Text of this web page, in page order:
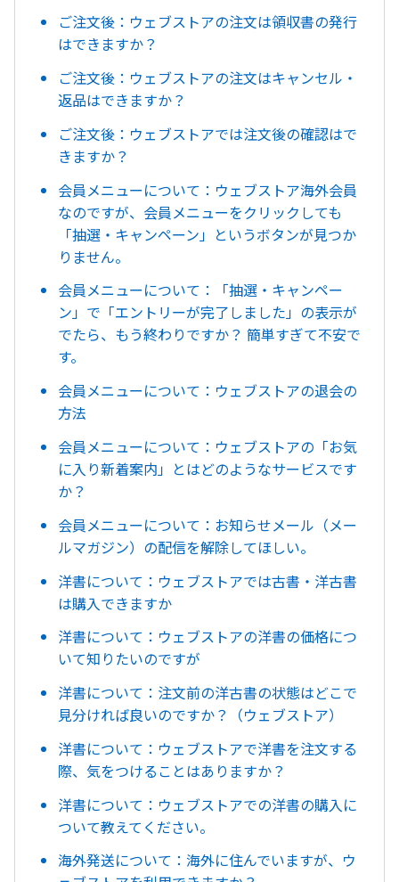
ご注文後：ウェブストアの注文は領収書の発行
はできますか？
ご注文後：ウェブストアの注文はキャンセル・
返品はできますか？
ご注文後：ウェブストアでは注文後の確認はで
きますか？
会員メニューについて：ウェブストア海外会員
なのですが、会員メニューをクリックしても
「抽選・キャンペーン」というボタンが見つか
りません。
会員メニューについて：「抽選・キャンペー
ン」で「エントリーが完了しました」の表示が
でたら、もう終わりですか？ 簡単すぎて不安で
す。
会員メニューについて：ウェブストアの退会の
方法
会員メニューについて：ウェブストアの「お気
に入り新着案内」とはどのようなサービスです
か？
会員メニューについて：お知らせメール（メー
ルマガジン）の配信を解除してほしい。
洋書について：ウェブストアでは古書・洋古書
は購入できますか
洋書について：ウェブストアの洋書の価格につ
いて知りたいのですが
洋書について：注文前の洋古書の状態はどこで
見分ければ良いのですか？（ウェブストア）
洋書について：ウェブストアで洋書を注文する
際、気をつけることはありますか？
洋書について：ウェブストアでの洋書の購入に
ついて教えてください。
海外発送について：海外に住んでいますが、ウ